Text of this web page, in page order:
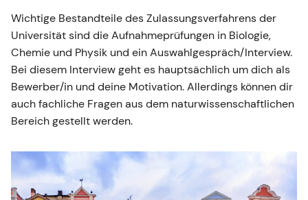
Wichtige Bestandteile des Zulassungsverfahrens der
Universität sind die Aufnahmeprüfungen in Biologie,
Chemie und Physik und ein Auswahlgespräch/Interview.
Bei diesem Interview geht es hauptsächlich um dich als
Bewerber/in und deine Motivation. Allerdings können dir
auch fachliche Fragen aus dem naturwissenschaftlichen
Bereich gestellt werden.